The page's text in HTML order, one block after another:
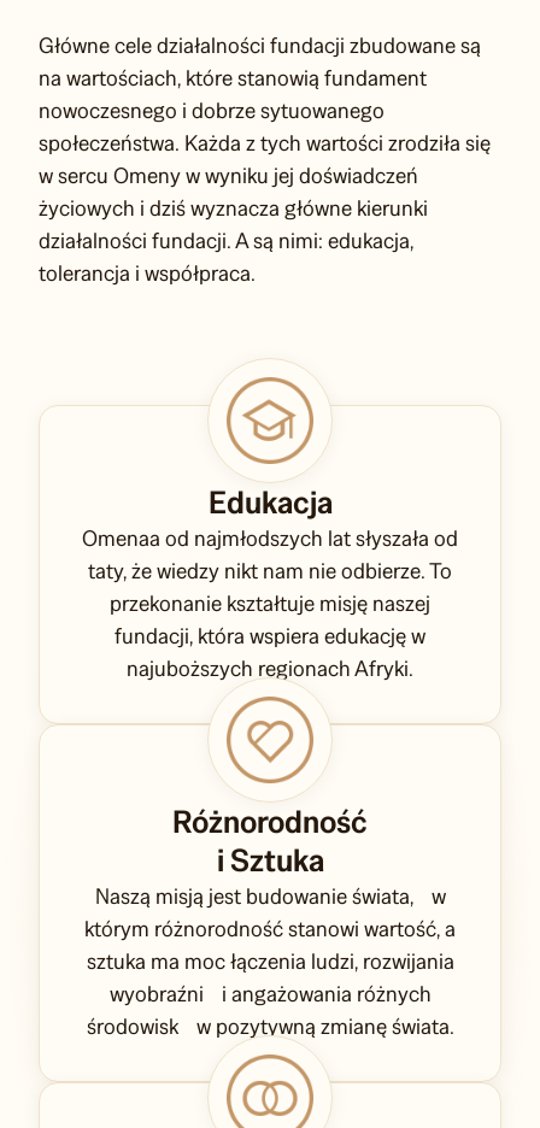
Główne cele działalności fundacji zbudowane są
na wartościach, które stanowią fundament
nowoczesnego i dobrze sytuowanego
społeczeństwa. Każda z tych wartości zrodziła się
w sercu Omeny w wyniku jej doświadczeń
życiowych i dziś wyznacza główne kierunki
działalności fundacji. A są nimi: edukacja,
tolerancja i współpraca.
Edukacja
Omenaa od najmłodszych lat słyszała od
taty, że wiedzy nikt nam nie odbierze. To
przekonanie kształtuje misję naszej
fundacji, która wspiera edukację w
najuboższych regionach Afryki.
Różnorodność
i Sztuka
Naszą misją jest budowanie świata, w
którym różnorodność stanowi wartość, a
sztuka ma moc łączenia ludzi, rozwijania
wyobraźni i angażowania różnych
środowisk w pozytywną zmianę świata.